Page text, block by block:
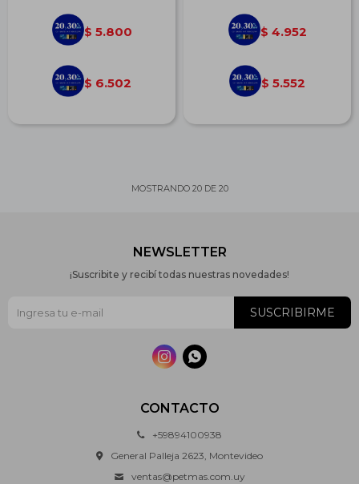
$ 5.800
$ 6.502
$ 4.952
$ 5.552
MOSTRANDO 20DE 20
CONTACTO
+59894100938
General Palleja 2623, Montevideo
ventas@petmas.com.uy
NEWSLETTER
¡Suscribite y recibí todas nuestras novedades!
SUSCRIBIRME
 